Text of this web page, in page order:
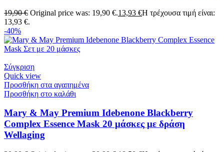
19,90€ Original price was: 19,90 €.13,93 €Η τρέχουσα τιμή είναι:
13,93 €.
-40%
Σύγκριση
Quick view
Προσθήκη στα αγαπημένα
Προσθήκη στο καλάθι
Mary & May Premium Idebenone Blackberry
Complex Essence Mask 20 μάσκες με δράση
Wellaging